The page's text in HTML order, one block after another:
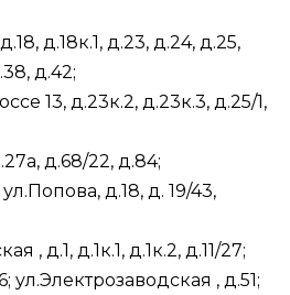
д.18к.1, д.23, д.24, д.25,
д.42;
13, д.23к.2, д.23к.3, д.25/1,
д.68/22, д.84;
д.18, д. 19/43,
, д.1, д.1к.1, д.1к.2, д.11/27;
ул.Электрозаводская , д.51;